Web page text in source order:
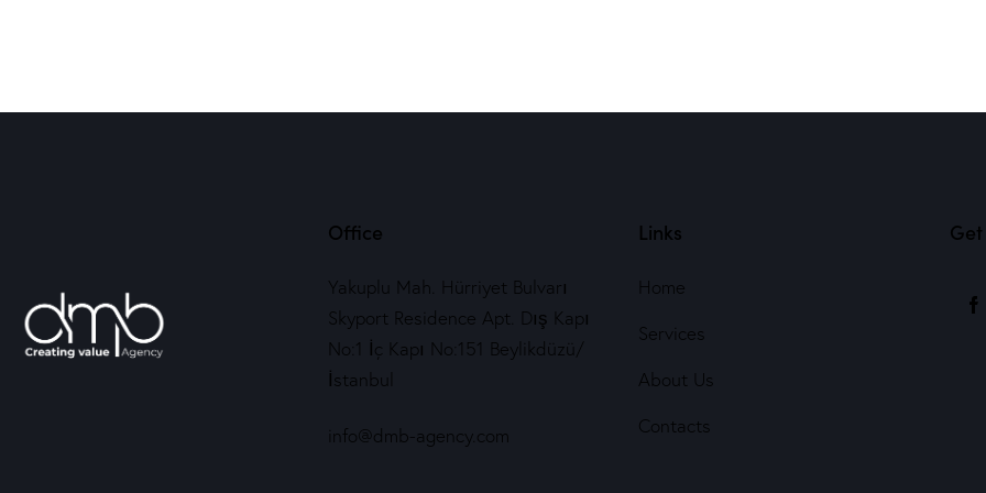
Office
Yakuplu Mah. Hürriyet Bulvarı
Skyport Residence Apt. Dış Kapı
No:1 İç Kapı No:151 Beylikdüzü/
İstanbul
info@dmb-agency.com
Links
Home
Services
About Us
Contacts
Get